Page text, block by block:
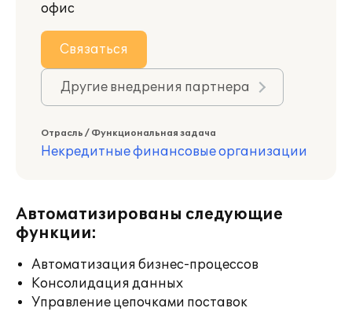
офис
Связаться
Другие внедрения партнера
Отрасль / Функциональная задача
Некредитные финансовые организации
Автоматизированы следующие
функции:
Автоматизация бизнес-процессов
Консолидация данных
Управление цепочками поставок